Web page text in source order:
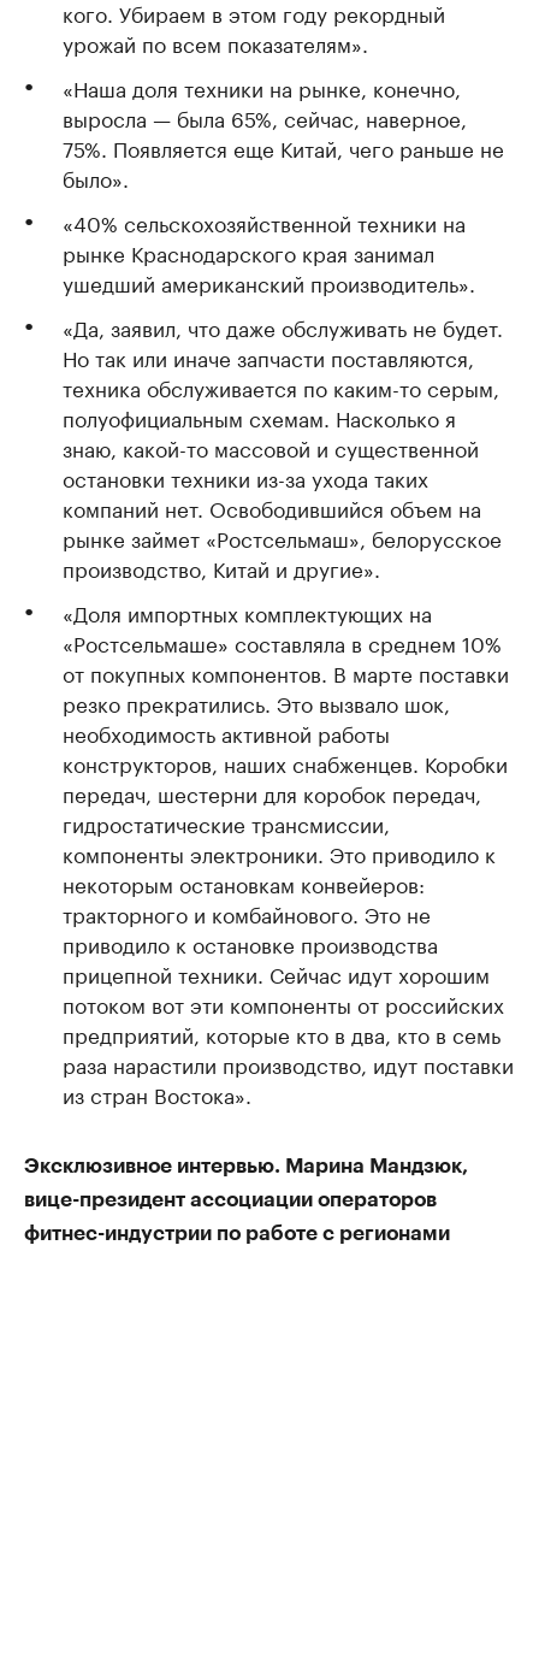
кого. Убираем в этом году рекордный
урожай по всем показателям».
«Наша доля техники на рынке, конечно,
выросла — была 65%, сейчас, наверное,
75%. Появляется еще Китай, чего раньше не
было».
«40% сельскохозяйственной техники на
рынке Краснодарского края занимал
ушедший американский производитель».
«Да, заявил, что даже обслуживать не будет.
Но так или иначе запчасти поставляются,
техника обслуживается по каким-то серым,
полуофициальным схемам. Насколько я
знаю, какой-то массовой и существенной
остановки техники из-за ухода таких
компаний нет. Освободившийся объем на
рынке займет «Ростсельмаш», белорусское
производство, Китай и другие».
«Доля импортных комплектующих на
«Ростсельмаше» составляла в среднем 10%
от покупных компонентов. В марте поставки
резко прекратились. Это вызвало шок,
необходимость активной работы
конструкторов, наших снабженцев. Коробки
передач, шестерни для коробок передач,
гидростатические трансмиссии,
компоненты электроники. Это приводило к
некоторым остановкам конвейеров:
тракторного и комбайнового. Это не
приводило к остановке производства
прицепной техники. Сейчас идут хорошим
потоком вот эти компоненты от российских
предприятий, которые кто в два, кто в семь
раза нарастили производство, идут поставки
из стран Востока».
Эксклюзивное интервью. Марина Мандзюк,
вице-президент ассоциации операторов
фитнес-индустрии по работе с регионами